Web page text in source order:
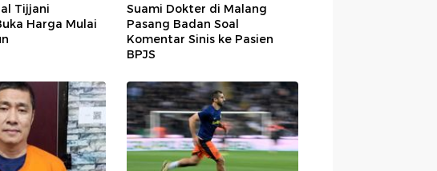
Tijjani
Harga Mulai
Suami Dokter di Malang
Pasang Badan Soal
Komentar Sinis ke Pasien
BPJS